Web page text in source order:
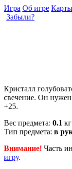
Игра Об игре Карты
Забыли?
Кристалл
свечение. Он
+25.
Вес предмета: 0.1 кг
Тип предмета: в
Внимание! Часть
игру.